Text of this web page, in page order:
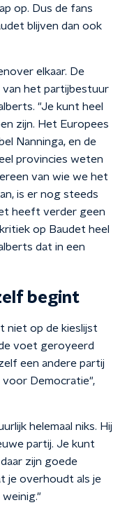
op. Dus de fans
blijven dan ook
elkaar. De
van het partijbestuur
"Je kunt heel
zijn. Het Europees
Nanninga, en de
provincies weten
van wie we het
is er nog steeds
heeft verder geen
op Baudet heel
dat in een
begint
niet op de kieslijst
voet geroyeerd
een andere partij
Democratie",
helemaal niks. Hij
partij. Je kunt
zijn goede
je overhoudt als je